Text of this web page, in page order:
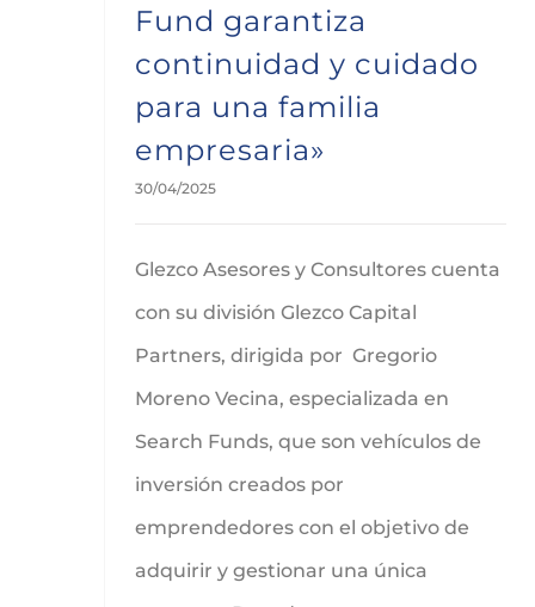
Fund garantiza
continuidad y cuidado
para una familia
empresaria»
30/04/2025
Glezco Asesores y Consultores cuenta
con su división Glezco Capital
Partners, dirigida por Gregorio
Moreno Vecina, especializada en
Search Funds, que son vehículos de
inversión creados por
emprendedores con el objetivo de
adquirir y gestionar una única